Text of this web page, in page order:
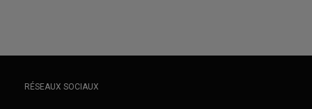
RÉSEAUX SOCIAUX